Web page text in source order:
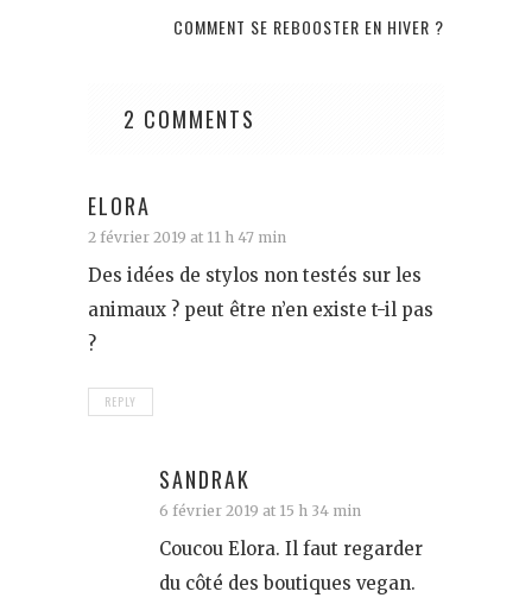
COMMENT SE REBOOSTER EN HIVER ?
2 COMMENTS
ELORA
2 février 2019 at 11 h 47 min
Des idées de stylos non testés sur les
animaux ? peut être n’en existe t-il pas
?
REPLY
SANDRAK
6 février 2019 at 15 h 34 min
Coucou Elora. Il faut regarder
du côté des boutiques vegan.